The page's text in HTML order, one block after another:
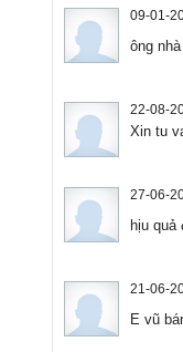
09-01-
ông
22-08-
Xin tu
27-06-
hịu quả
21-06-
E vũ